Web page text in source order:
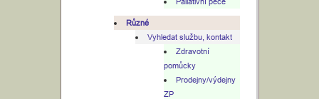
Různé
Vyhledat službu, kontakt
Zdravotní
pomůcky
Prodejny/výdejny
ZP